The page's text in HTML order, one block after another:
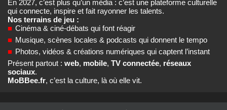
En 2027, c’est plus qu’un média : c’est une plateforme culturelle
qui connecte, inspire et fait rayonner les talents.
Nos terrains de jeu :
■ Cinéma & ciné‑débats qui font réagir
■ Musique, scènes locales & podcasts qui donnent le tempo
■ Photos, vidéos & créations numériques qui captent l’instant
Présent partout : web, mobile, TV connectée, réseaux
sociaux.
MoBBee.fr, c’est la culture, là où elle vit.